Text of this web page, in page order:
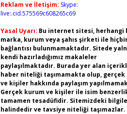
Reklam ve İletişim: Skype:
live:.cid.575569c608265c69
Yasal Uyarı: Bu internet sitesi, herhangi
marka, kurum veya şahıs şirketi ile
bağlantısı bulunmamaktadır. Sitede
kendi hazırladığımız makaleler
paylaşılmaktadır. Burada yer alan
haber niteliği taşımamakta olup, gerçek
ve kişiler hakkında paylaşım
Gerçek kurum ve kişiler ile isim
tamamen tesadüfidir. Sitemizdeki
halindedir ve tavsiye niteliği taşımazlar.